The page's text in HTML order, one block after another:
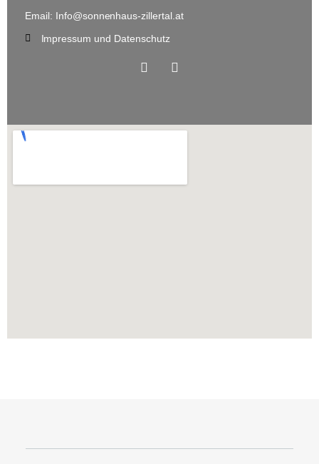
Email: Info@sonnenhaus-zillertal.at
Impressum und Datenschutz